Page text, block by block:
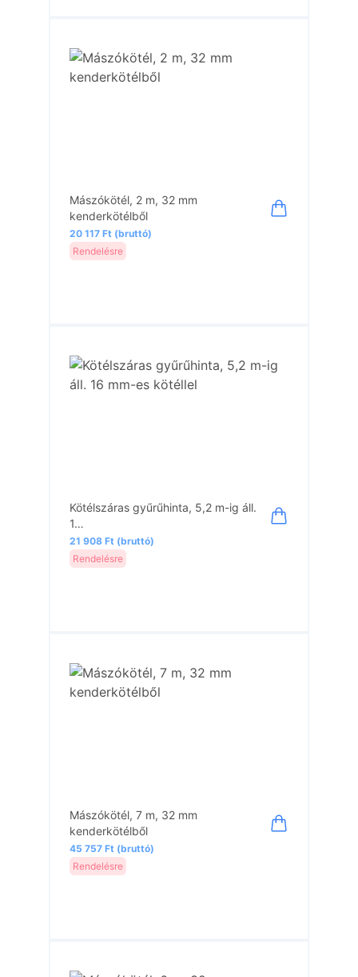
Mászókötél, 2 m, 32 mm
kenderkötélből
20 117 Ft (bruttó)
Rendelésre
Kötélszáras gyűrűhinta, 5,2 m-ig áll.
1…
21 908 Ft (bruttó)
Rendelésre
Mászókötél, 7 m, 32 mm
kenderkötélből
45 757 Ft (bruttó)
Rendelésre